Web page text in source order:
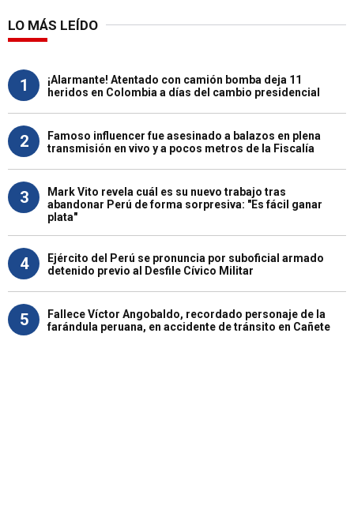
LO MÁS LEÍDO
1
¡Alarmante! Atentado con camión bomba deja 11
heridos en Colombia a días del cambio presidencial
2
Famoso influencer fue asesinado a balazos en plena
transmisión en vivo y a pocos metros de la Fiscalía
3
Mark Vito revela cuál es su nuevo trabajo tras
abandonar Perú de forma sorpresiva: "Es fácil ganar
plata"
4
Ejército del Perú se pronuncia por suboficial armado
detenido previo al Desfile Cívico Militar
5
Fallece Víctor Angobaldo, recordado personaje de la
farándula peruana, en accidente de tránsito en Cañete